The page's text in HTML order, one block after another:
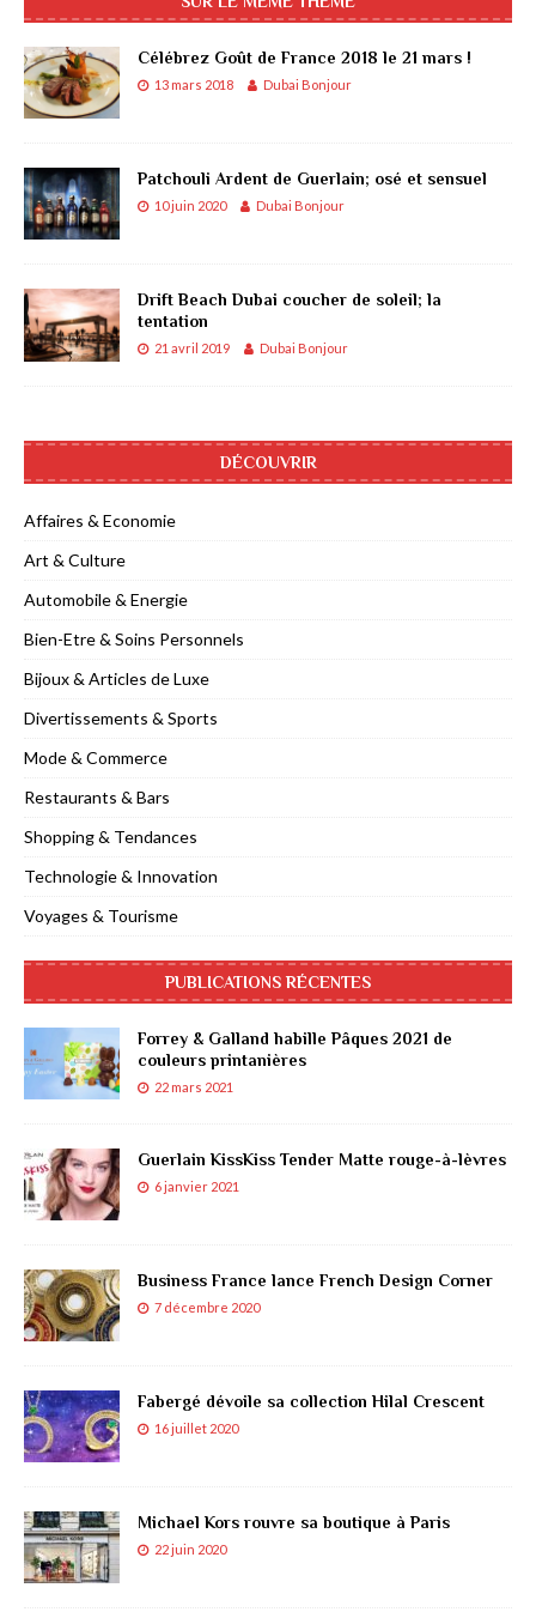
Célébrez Goût de France 2018 le 21 mars !
13 mars 2018 Dubai Bonjour
Patchouli Ardent de Guerlain; osé et sensuel
10 juin 2020 Dubai Bonjour
Drift Beach Dubai coucher de soleil; la
tentation
21 avril 2019 Dubai Bonjour
DÉCOUVRIR
Affaires & Economie
Art & Culture
Automobile & Energie
Bien-Etre & Soins Personnels
Bijoux & Articles de Luxe
Divertissements & Sports
Mode & Commerce
Restaurants & Bars
Shopping & Tendances
Technologie & Innovation
Voyages & Tourisme
PUBLICATIONS RÉCENTES
Forrey & Galland habille Pâques 2021 de
couleurs printanières
22 mars 2021
Guerlain KissKiss Tender Matte rouge-à-lèvres
6 janvier 2021
Business France lance French Design Corner
7 décembre 2020
Fabergé dévoile sa collection Hilal Crescent
16 juillet 2020
Michael Kors rouvre sa boutique à Paris
22 juin 2020